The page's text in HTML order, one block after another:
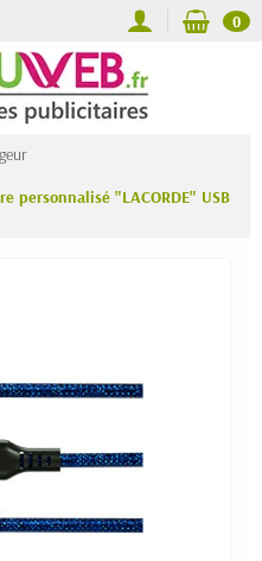
0
personnalisé "LACORDE" USB